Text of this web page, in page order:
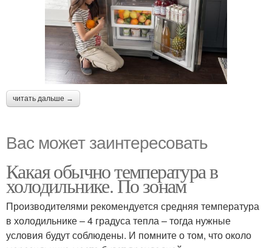
читать дальше →
Вас может заинтересовать
Какая обычно температура в
холодильнике. По зонам
Производителями рекомендуется средняя температура
в холодильнике – 4 градуса тепла – тогда нужные
условия будут соблюдены. И помните о том, что около